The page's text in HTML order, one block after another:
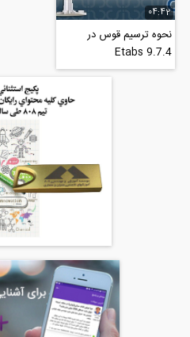
04:42
نحوه ترسیم قوس در
Etabs 9.7.4